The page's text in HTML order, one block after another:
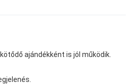
ajándékként is jól működik.